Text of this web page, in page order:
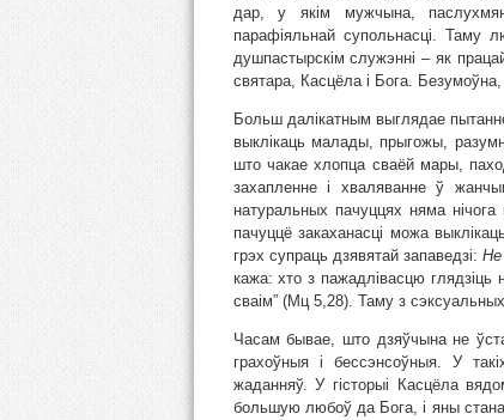
дар, у якім мужчына,
парафіяльнай супольнасці. Таму
душпастырскім служэнні – як
святара, Касцёла і Бога.
Больш далікатным выглядае
выклікаць малады, прыгожы,
што чакае хлопца сваёй мары,
захапленне і хваляванне ў
натуральных пачуццях няма
пачуццё закаханасці можа
грэх супраць дзявятай запаведзі: Не
кажа: хто з пажадлівасцю
сваім” (Мц 5,28). Таму з
Часам бывае, што дзяўчына не
грахоўныя і бессэнсоўныя. У
жаданняў. У гісторыі Касцёла
большую любоў да Бога, і яны